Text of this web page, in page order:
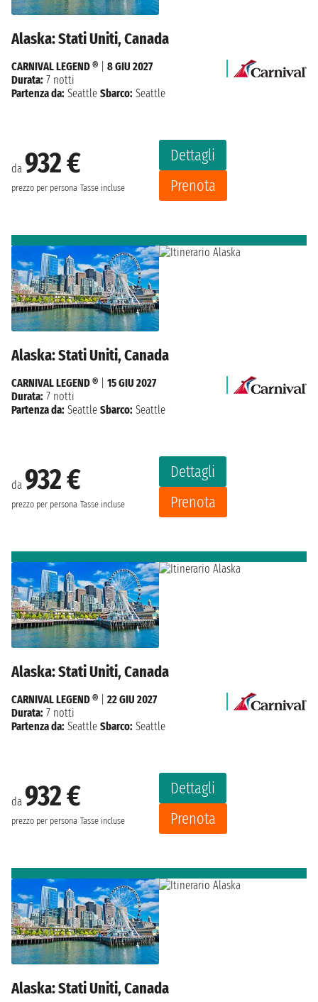
Alaska: Stati Uniti, Canada
da 932 €
prezzo per persona Tasse incluse
Dettagli
Prenota
CARNIVAL LEGEND ®
8 GIU 2027
Durata: 7 notti
Partenza da: Seattle Sbarco: Seattle
Alaska: Stati Uniti, Canada
da 932 €
prezzo per persona Tasse incluse
Dettagli
Prenota
CARNIVAL LEGEND ®
15 GIU 2027
Durata: 7 notti
Partenza da: Seattle Sbarco: Seattle
Alaska: Stati Uniti, Canada
da 932 €
prezzo per persona Tasse incluse
Dettagli
Prenota
CARNIVAL LEGEND ®
22 GIU 2027
Durata: 7 notti
Partenza da: Seattle Sbarco: Seattle
Alaska: Stati Uniti, Canada